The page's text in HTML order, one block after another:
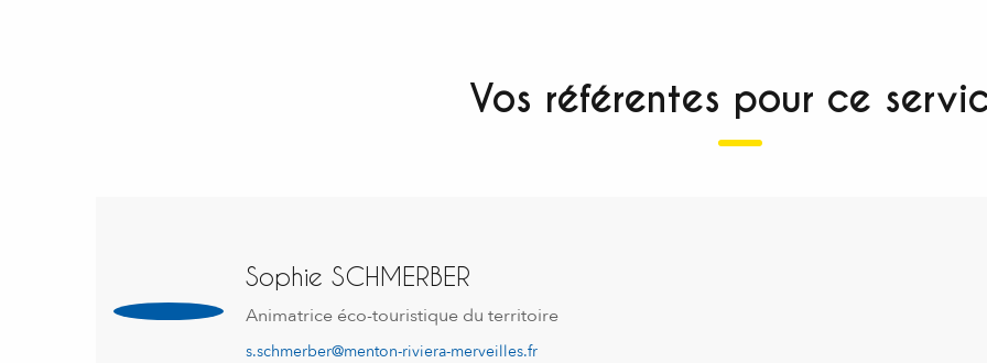
Vos référentes pour ce
Sophie SCHMERBER
Animatrice éco-touristique du territoire
s.schmerber@menton-riviera-merveilles.fr